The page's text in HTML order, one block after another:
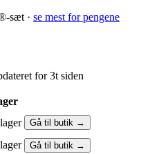
sæt · se mest for pengene
for 3t siden
Gå til butik →
Gå til butik →